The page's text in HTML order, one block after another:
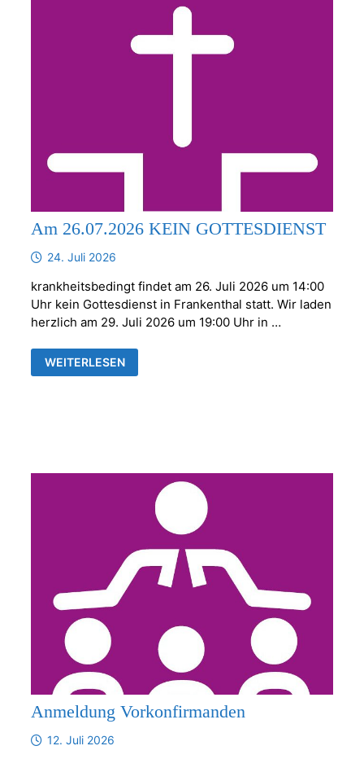
Am 26.07.2026 KEIN GOTTESDIENST
24. Juli 2026
krankheitsbedingt findet am 26. Juli 2026 um 14:00
Uhr kein Gottesdienst in Frankenthal statt. Wir laden
herzlich am 29. Juli 2026 um 19:00 Uhr in …
AM
26.07.2026
KEIN
WEITERLESEN
Anmeldung Vorkonfirmanden
12. Juli 2026